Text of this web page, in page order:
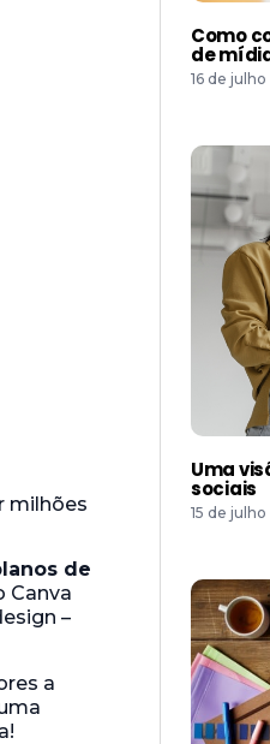
milhões
de
Canva
–
a
Como
de
16 de
Uma
sociais
15 de